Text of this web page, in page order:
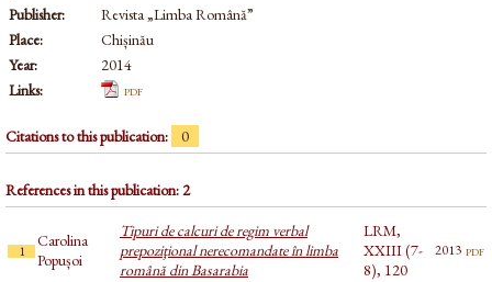
Publisher:
Revista „Limba Română”
Place:
Chișinău
Year:
2014
Links:
pdf
Citations to this publication: 0
References in this publication: 2
1
Carolina
Popușoi
Tipuri de calcuri de regim verbal
prepoziţional nerecomandate în limba
română din Basarabia
LRM,
XXIII (7-
8), 120
2013 pdf